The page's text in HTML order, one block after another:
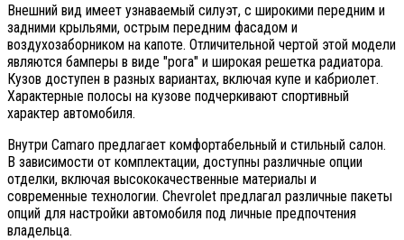
Внешний вид имеет узнаваемый силуэт, с широкими передним и
задними крыльями, острым передним фасадом и
воздухозаборником на капоте. Отличительной чертой этой модели
являются бамперы в виде "рога" и широкая решетка радиатора.
Кузов доступен в разных вариантах, включая купе и кабриолет.
Характерные полосы на кузове подчеркивают спортивный
характер автомобиля.
Внутри Camaro предлагает комфортабельный и стильный салон.
В зависимости от комплектации, доступны различные опции
отделки, включая высококачественные материалы и
современные технологии. Chevrolet предлагал различные пакеты
опций для настройки автомобиля под личные предпочтения
владельца.